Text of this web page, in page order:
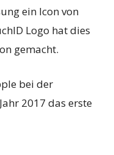
ein Icon von
Logo hat dies
gemacht.
bei der
2017 das erste